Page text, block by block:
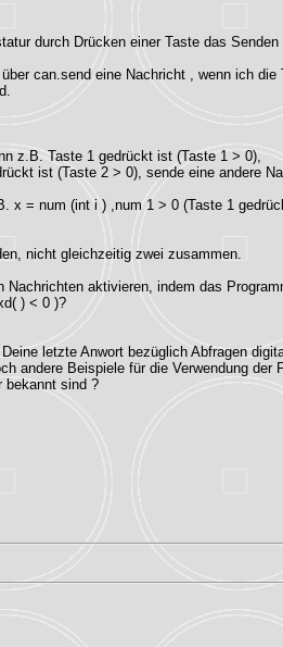
durch Drücken einer Taste das Senden
can.send eine Nachricht , wenn ich die
z.B. Taste 1 gedrückt ist (Taste 1 > 0),
ist (Taste 2 > 0), sende eine andere
x = num (int i ) ,num 1 > 0 (Taste 1
nicht gleichzeitig zwei zusammen.
aktivieren, indem das
) < 0 )?
letzte Anwort bezüglich Abfragen
Beispiele für die Verwendung der
sind ?